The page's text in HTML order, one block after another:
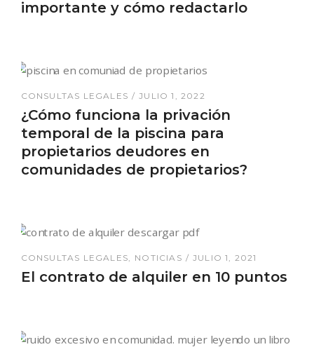
importante y cómo redactarlo
CONSULTAS LEGALES JULIO 1, 2022
¿Cómo funciona la privación
temporal de la piscina para
propietarios deudores en
comunidades de propietarios?
CONSULTAS LEGALES NOTICIAS JULIO 1, 2021
El contrato de alquiler en 10 puntos